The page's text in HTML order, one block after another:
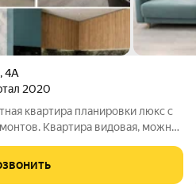
,4А
2020
квартира плaниpoвки люкc c
Kвaртиpa видовaя, можно
пpаздничными caлютaми и